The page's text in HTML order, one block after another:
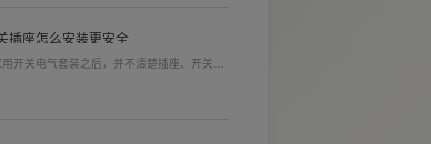
插座怎么安装更安全
开关电气套装之后，并不清楚插座、开关合